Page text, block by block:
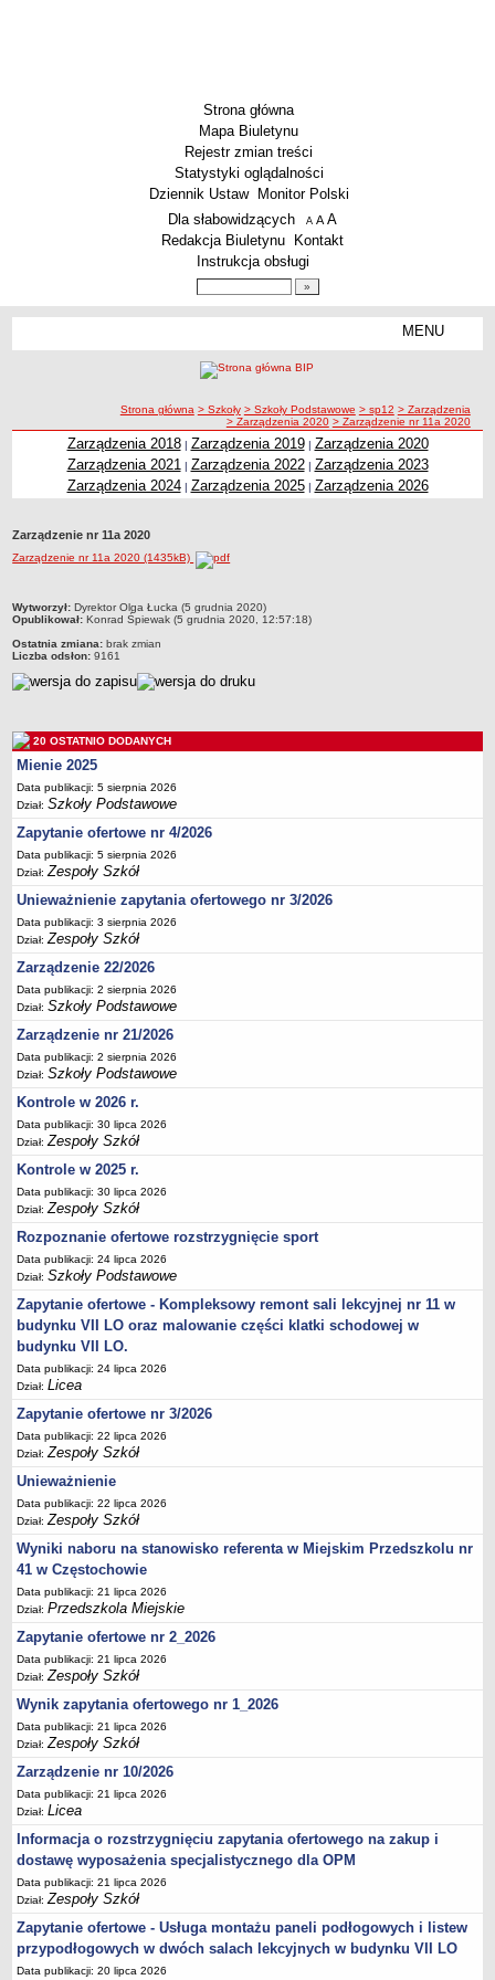
Strona główna
Mapa Biuletynu
Rejestr zmian treści
Statystyki oglądalności
Dziennik Ustaw
Monitor Polski
Menu dodatkowe
Dla słabowidzących A pomniejsz czcionkę
A standardowy rozmiar czcionki
A
Redakcja Biuletynu
Kontakt
Instrukcja obsługi
MENU
Zespoły Szkół
Techniczne Zakłady Naukowe
PRZEDSZKOLA
ARCHIWUM SZKÓŁ I PLACÓWEK
Zlikwidowane gimnazja
Wielofunkcyjna Placówka
SPECJALNE OŚRODKI SZKOLNO-WYCHOWAWCZE
Specjalny Ośrodek nr 1
Dane podstawowe
Statut
Majątek
Godziny dyżurów
Ogłoszenie
Zarządzenia
Kontrole
Rejestry, ewidencje, archiwa
Sprawozdania
Deklaracja dostępności
PORADNIE PSYCHOLOGICZNO-PEDAGOGICZNE
Zespół Poradni
BIURO FINANSÓW OŚWIATY
Dane podstawowe
Statut
Majątek
Godziny dyżurów
Ogłoszenia
Zarządzenia
Rejestry, ewidencje, archiwa
Kontrole
PONOWNE WYKORZYSTYWANIE
Sprawozdania
Deklaracja dostępności
DEKLARACJA DOSTĘPNOŚCI
OŚWIADCZENIA MAJĄTKOWE
PONOWNE WYKORZYSTYWANIE
UDOSTĘPNIANIE INFORMACJI PUBLICZNEJ
OCHRONA DANYCH OSOBOWYCH
ścieżka nawigacji
Strona główna > Szkoły > Szkoły Podstawowe > sp12 > Zarządzenia
> Zarządzenia 2020 > Zarządzenie nr 11a 2020
Zarządzenia 2018| Zarządzenia 2019| Zarządzenia 2020
Zarządzenia 2021 | Zarządzenia 2022| Zarządzenia 2023
Zarządzenia 2024| Zarządzenia 2025| Zarządzenia 2026
Zarządzenie nr 11a 2020
Zarządzenie nr 11a 2020 (1435kB)
metryczka
Wytworzył: Dyrektor Olga Łucka (5 grudnia 2020)
Opublikował: Konrad Śpiewak (5 grudnia 2020, 12:57:18)
Ostatnia zmiana: brak zmian
Liczba odsłon: 9161
20 OSTATNIO DODANYCH
Mienie 2025
Data publikacji: 5 sierpnia 2026
Dział:Szkoły Podstawowe
Zapytanie ofertowe nr 4/2026
Data publikacji: 5 sierpnia 2026
Dział:Zespoły Szkół
Unieważnienie zapytania ofertowego nr 3/2026
Data publikacji: 3 sierpnia 2026
Dział:Zespoły Szkół
Zarządzenie 22/2026
Data publikacji: 2 sierpnia 2026
Dział:Szkoły Podstawowe
Zarządzenie nr 21/2026
Data publikacji: 2 sierpnia 2026
Dział:Szkoły Podstawowe
Kontrole w 2026 r.
Data publikacji: 30 lipca 2026
Dział:Zespoły Szkół
Kontrole w 2025 r.
Data publikacji: 30 lipca 2026
Dział:Zespoły Szkół
Rozpoznanie ofertowe rozstrzygnięcie sport
Data publikacji: 24 lipca 2026
Dział:Szkoły Podstawowe
Zapytanie ofertowe - Kompleksowy remont sali lekcyjnej nr 11 w
budynku VII LO oraz malowanie części klatki schodowej w
budynku VII LO.
Data publikacji: 24 lipca 2026
Dział:Licea
Zapytanie ofertowe nr 3/2026
Data publikacji: 22 lipca 2026
Dział:Zespoły Szkół
Unieważnienie
Data publikacji: 22 lipca 2026
Dział:Zespoły Szkół
Wyniki naboru na stanowisko referenta w Miejskim Przedszkolu nr
41 w Częstochowie
Data publikacji: 21 lipca 2026
Dział:Przedszkola Miejskie
Zapytanie ofertowe nr 2_2026
Data publikacji: 21 lipca 2026
Dział:Zespoły Szkół
Wynik zapytania ofertowego nr 1_2026
Data publikacji: 21 lipca 2026
Dział:Zespoły Szkół
Zarządzenie nr 10/2026
Data publikacji: 21 lipca 2026
Dział:Licea
Informacja o rozstrzygnięciu zapytania ofertowego na zakup i
dostawę wyposażenia specjalistycznego dla OPM
Data publikacji: 21 lipca 2026
Dział:Zespoły Szkół
Zapytanie ofertowe - Usługa montażu paneli podłogowych i listew
przypodłogowych w dwóch salach lekcyjnych w budynku VII LO
Data publikacji: 20 lipca 2026